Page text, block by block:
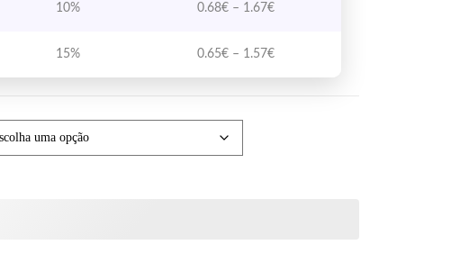
10% 0.68€ – 1.67€Price range: 0.68€ through
15% 0.65€ – 1.57€Price range: 0.65€ through